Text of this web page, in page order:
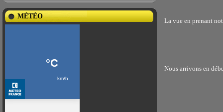
MÉTÉO
La vue en prenant
Nous arrivons en